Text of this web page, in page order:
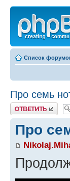
Список
Про семь
Ответить
Про